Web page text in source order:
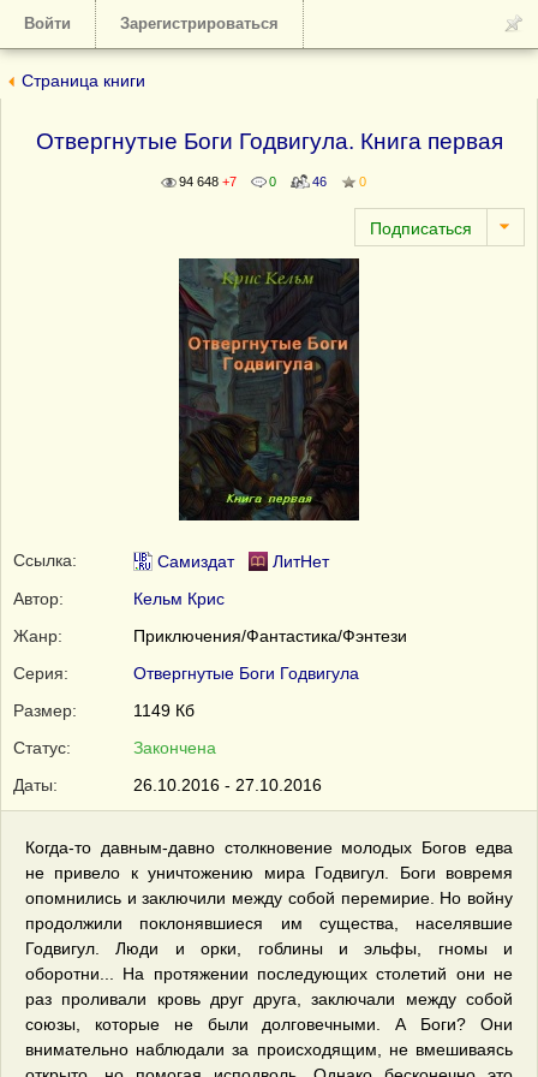
Войти Зарегистрироваться
Страница книги
Отвергнутые Боги Годвигула. Книга первая
94 648 +7 0 46 0
Ссылка: Самиздат
ЛитНет
Автор:
Кельм Крис
Жанр:
Приключения/Фантастика/Фэнтези
Серия:
Отвергнутые Боги Годвигула
Размер:
1149 Кб
Статус:
Закончена
Даты:
26.10.2016 - 27.10.2016
Когда-то давным-давно столкновение молодых Богов едва
не привело к уничтожению мира Годвигул. Боги вовремя
опомнились и заключили между собой перемирие. Но войну
продолжили поклонявшиеся им существа, населявшие
Годвигул. Люди и орки, гоблины и эльфы, гномы и
оборотни... На протяжении последующих столетий они не
раз проливали кровь друг друга, заключали между собой
союзы, которые не были долговечными. А Боги? Они
внимательно наблюдали за происходящим, не вмешиваясь